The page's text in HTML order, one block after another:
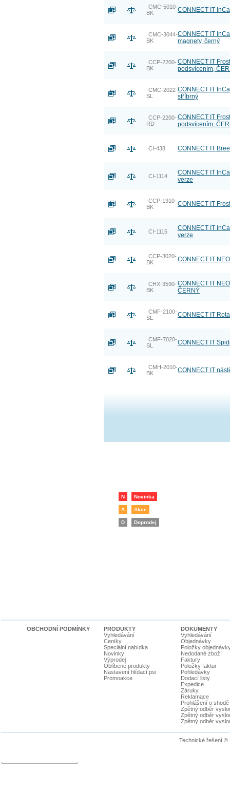
CMC-5010-
BK
CONNECT IT
CMC-3044-
BK
CONNECT IT
magnety, černý
CCP-2200-
BK
CONNECT IT
podsvícením,
CMC-2022-
SL
CONNECT IT
stříbrný
CCP-2200-
RD
CONNECT IT
podsvícením,
CI-438 CONNECT IT
CI-1114
CONNECT IT
verze
CCP-1910-
BK
CONNECT IT
CI-1115
CONNECT IT
verze
CCP-3020-
BK
CONNECT IT
CHX-3590-
BK
CONNECT IT
ČERNÝ
CMF-2100-
SL
CONNECT IT
CMF-7020-
SL
CONNECT IT
CMH-2010-
BK
CONNECT IT
N Novinka
A Akce
D Doprodej
OBCHODNÍ PODMÍNKY
PRODUKTY
Vyhledávání
Ceníky
Speciální nabídka
Novinky
Výprodej
Oblíbené produkty
Nastavení hlídací psi
Promoakce
DOKUMENTY
Vyhledávání
Objednávky
Položky
Nedodané zboží
Faktury
Položky faktur
Pohledávky
Dodací listy
Expedice
Záruky
Reklamace
Prohlášení o shodě
Zpětný odběr
Zpětný odběr
Zpětný odběr
Technické řešení ©